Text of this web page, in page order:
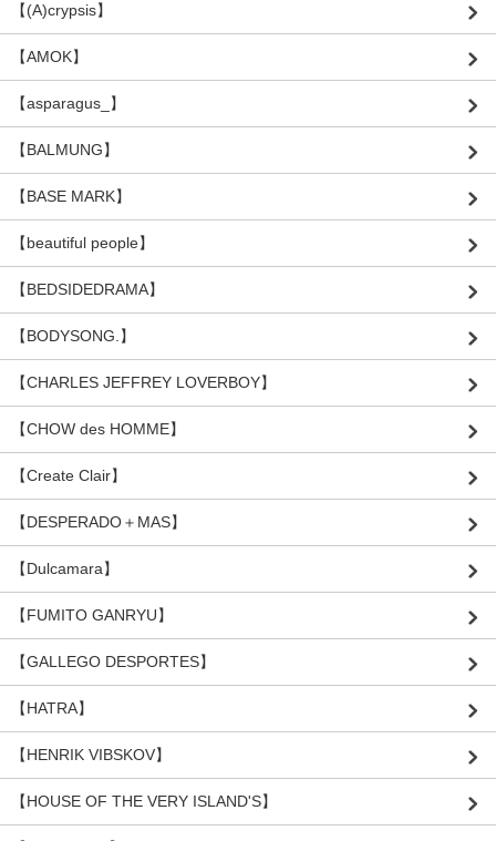
【(A)crypsis】
【AMOK】
【asparagus_】
【BALMUNG】
【BASE MARK】
【beautiful people】
【BEDSIDEDRAMA】
【BODYSONG.】
【CHARLES JEFFREY LOVERBOY】
【CHOW des HOMME】
【Create Clair】
【DESPERADO＋MAS】
【Dulcamara】
【FUMITO GANRYU】
【GALLEGO DESPORTES】
【HATRA】
【HENRIK VIBSKOV】
【HOUSE OF THE VERY ISLAND'S】